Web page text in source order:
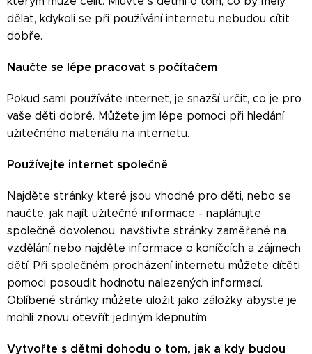
dělat, kdykoli se při používání internetu nebudou cítit
dobře.
Naučte se lépe pracovat s počítačem
Pokud sami používáte internet, je snazší určit, co je pro
vaše děti dobré. Můžete jim lépe pomoci při hledání
užitečného materiálu na internetu.
Používejte internet společně
Najděte stránky, které jsou vhodné pro děti, nebo se
naučte, jak najít užitečné informace - naplánujte
společně dovolenou, navštivte stránky zaměřené na
vzdělání nebo najděte informace o koníčcích a zájmech
dětí. Při společném procházení internetu můžete dítěti
pomoci posoudit hodnotu nalezených informací.
Oblíbené stránky můžete uložit jako záložky, abyste je
mohli znovu otevřít jediným klepnutím.
Vytvořte s dětmi dohodu o tom, jak a kdy budou